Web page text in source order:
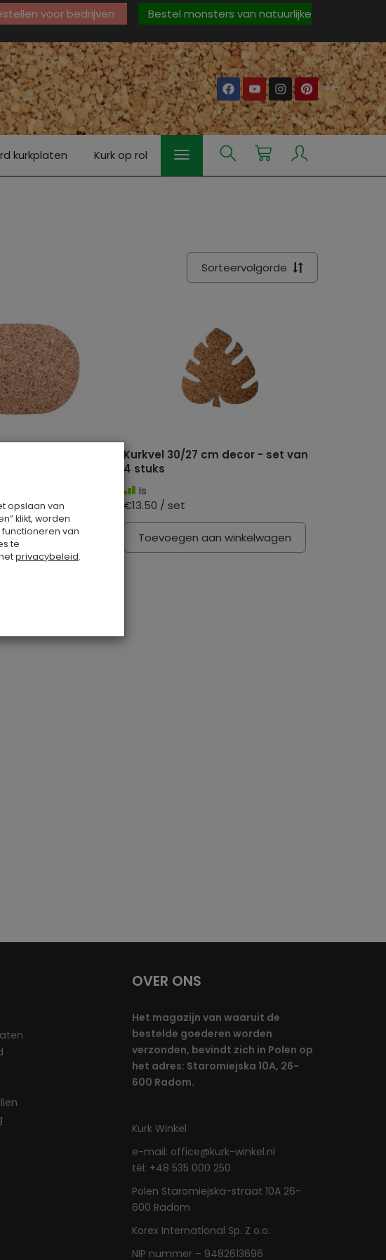
voor bedrijven
Bestel monsters van natuurlijke
kurkplaten Kurk op rol
Sorteervolgorde
winkelwagen
Kurkvel 30/27 cm decor - set van
4 stuks
Is
€13.50 / set
Toevoegen aan winkelwagen
OVER ONS
Het magazijn van waaruit de
bestelde goederen worden
verzonden, bevindt zich in Polen op
het adres: Staromiejska 10A, 26-
600 Radom.
Kurk Winkel
e-mail: office@kurk-winkel.nl
tél: +48 535 000 250
Polen Staromiejska-straat 10A 26-
600 Radom
Korex International Sp. Z o.o.
NIP nummer – 9482613696
opslaan van
klikt, worden
van
te
privacybeleid.